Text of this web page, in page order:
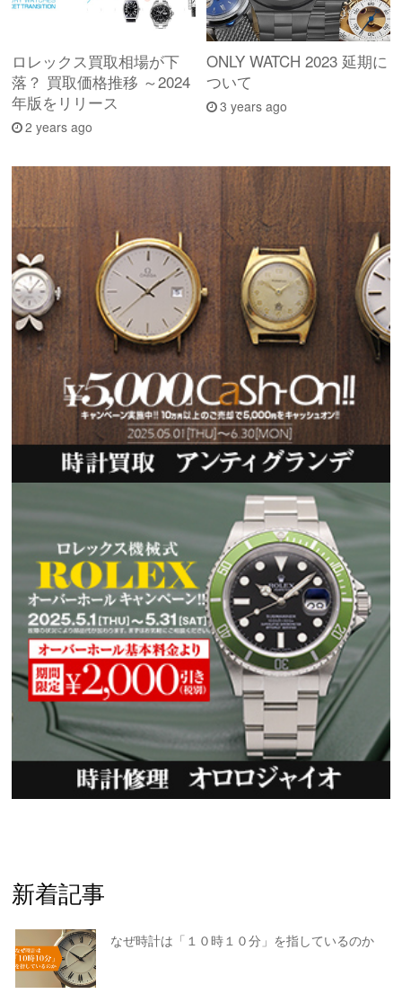
ロレックス買取相場が下
落？ 買取価格推移 ～2024
年版をリリース
2 years ago
ONLY WATCH 2023 延期に
ついて
3 years ago
新着記事
なぜ時計は「１０時１０分」を指しているのか